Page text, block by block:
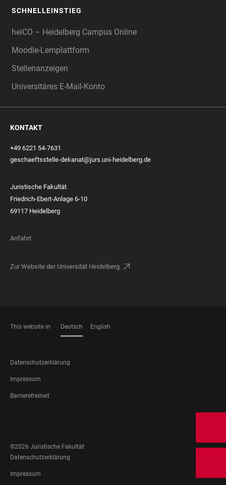
SCHNELLEINSTIEG
heiCO – Heidelberg Campus Online
Moodle-Lernplattform
Stellenanzeigen
Universitäres E-Mail-Konto
KONTAKT
+49 6221 54-7631
geschaeftsstelle-dekanat@jurs.uni-heidelberg.de
Juristische Fakultät
Friedrich-Ebert-Anlage 6-10
69117 Heidelberg
Anfahrt
Zur Website der Universität Heidelberg
This website in Deutsch English
FOOTER
LEGAL
Datenschutzerklärung
Impressum
Barrierefreiheit
MEDIA
©2026 Juristische Fakultät
FOOTER
LEGAL
Datenschutzerklärung
Impressum